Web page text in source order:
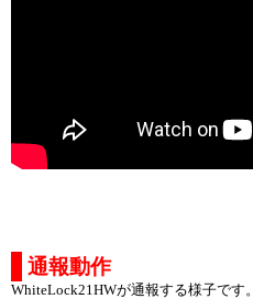
通報動作
WhiteLock21HWが通報する様子です。